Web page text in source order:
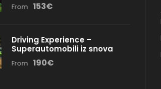
From 153€
Driving Experience –
Superautomobili iz snova
From 190€